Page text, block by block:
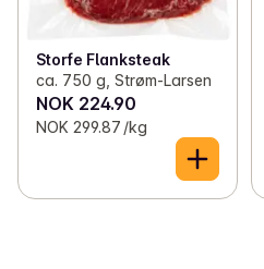
Storfe Flanksteak
ca. 750 g, Strøm-Larsen
NOK 224.90
NOK 299.87 /kg